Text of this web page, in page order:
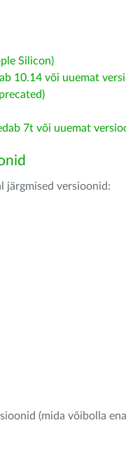
Silicon)
10.14 või uuemat
7t või uuemat
järgmised versioonid:
(mida võibolla